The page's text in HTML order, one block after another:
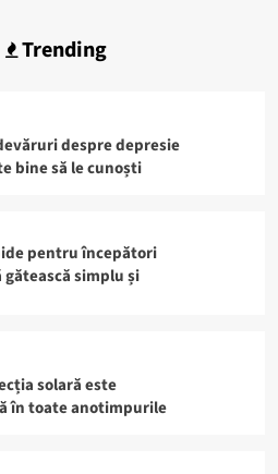
Trending
despre depresie
bine să le cunoști
pentru începători
gătească simplu și
solară este
în toate anotimpurile